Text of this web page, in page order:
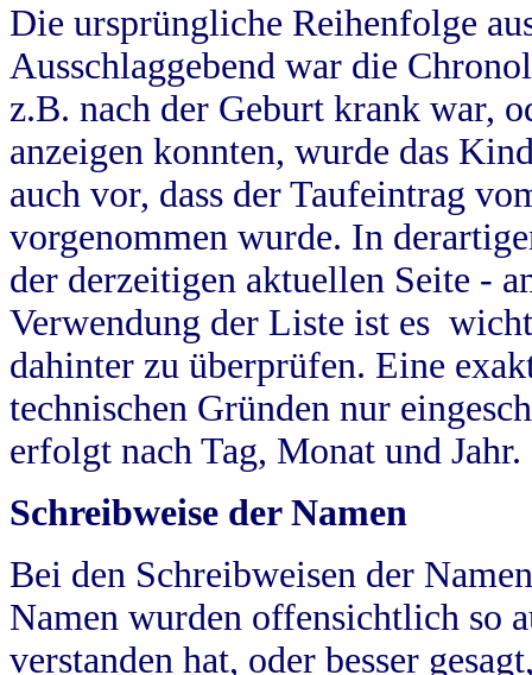
Die ursprüngliche Reihenfolge
Ausschlaggebend war die
z.B. nach der Geburt krank war,
anzeigen konnten, wurde das
auch vor, dass der Taufeintrag
vorgenommen wurde. In
der derzeitigen aktuellen Seite -
Verwendung der Liste ist es
dahinter zu überprüfen. Eine
technischen Gründen nur
erfolgt nach Tag, Monat und Jahr.
Schreibweise der Namen
Bei den Schreibweisen der
Namen wurden offensichtlich so
verstanden hat, oder besser